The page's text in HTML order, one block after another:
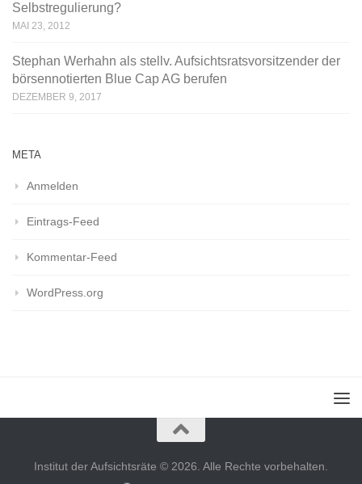
Selbstregulierung?
MAI 23, 2012
Stephan Werhahn als stellv. Aufsichtsratsvorsitzender der
börsennotierten Blue Cap AG berufen
DEZEMBER 9, 2017
META
Anmelden
Eintrags-Feed
Kommentar-Feed
WordPress.org
Institut der Aufsichtsräte © 2026. Alle Rechte vorbehalten.